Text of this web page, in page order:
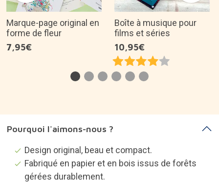
Marque-page original en
forme de fleur
7,95€
Boîte à musique pour
films et séries
10,95€
Pourquoi l'aimons-nous ?
Design original, beau et compact.
Fabriqué en papier et en bois issus de forêts
gérées durablement.